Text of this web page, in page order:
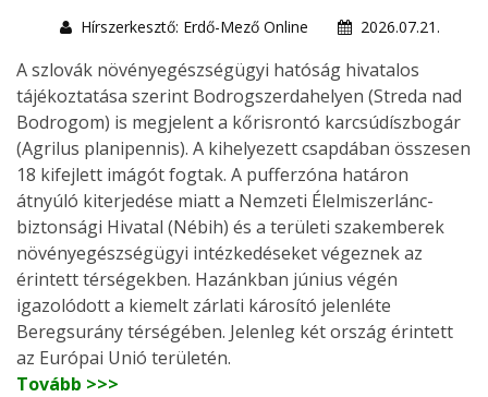
Hírszerkesztő: Erdő-Mező Online
2026.07.21.
A szlovák növényegészségügyi hatóság hivatalos
tájékoztatása szerint Bodrogszerdahelyen (Streda nad
Bodrogom) is megjelent a kőrisrontó karcsúdíszbogár
(Agrilus planipennis). A kihelyezett csapdában összesen
18 kifejlett imágót fogtak. A pufferzóna határon
átnyúló kiterjedése miatt a Nemzeti Élelmiszerlánc-
biztonsági Hivatal (Nébih) és a területi szakemberek
növényegészségügyi intézkedéseket végeznek az
érintett térségekben. Hazánkban június végén
igazolódott a kiemelt zárlati károsító jelenléte
Beregsurány térségében. Jelenleg két ország érintett
az Európai Unió területén.
Tovább >>>